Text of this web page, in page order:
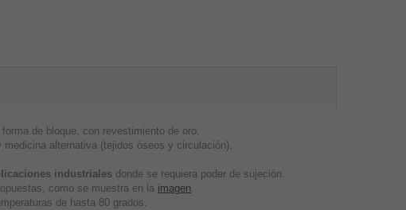
de bloque, con revestimiento de oro.
medicina alternativa (tejidos óseos y circulación).
industriales donde se requiera poder de sujeción.
como se muestra en la imagen.
de hasta 80 grados.